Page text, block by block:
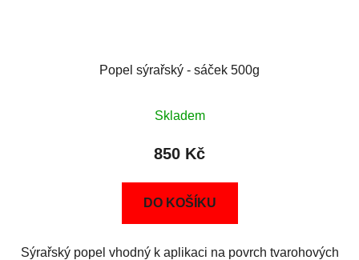
Popel sýrařský - sáček 500g
Skladem
850 Kč
DO KOŠÍKU
Sýrařský popel vhodný k aplikaci na povrch tvarohových